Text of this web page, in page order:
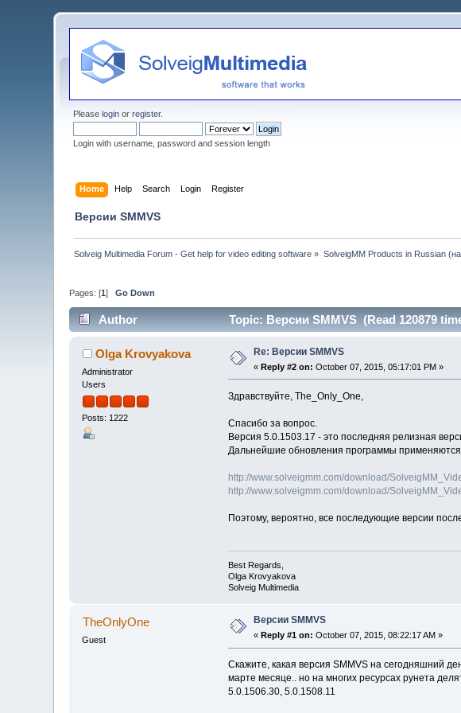
Pleaselogin orregister.
Login with username, password and session length
Home Help Search Login Register
Версии SMMVS
Solveig Multimedia Forum - Get help for video editing software » SolveigMM Products in Russian
Pages: [1]Go Down
Author Topic: Версии SMMVS (Read 120879
Olga Krovyakova
Administrator
Users
Posts: 1222
Re: Версии SMMVS
«Reply #2 on: October 07, 2015, 05:17:01 PM »
Здравствуйте, The_Only_One,
Спасибо за вопрос.
Версия 5.0.1503.17 - это последняя релизная
Дальнейшие обновления программы применяются
http://www.solveigmm.com/download/
http://www.solveigmm.com/download/
Поэтому, вероятно, все последующие версии
Best Regards,
Olga Krovyakova
Solveig Multimedia
TheOnlyOne
Guest
Версии SMMVS
« Reply #1 on: October 07, 2015, 08:22:17 AM »
Скажите, какая версия SMMVS на сегодняшний
марте месяце.. но на многих ресурсах рунета
5.0.1506.30, 5.0.1508.11